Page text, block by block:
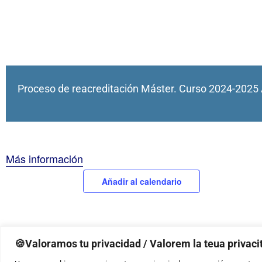
🍪Valoramos tu privacidad / Valorem la teua
Proceso de reacreditación Máster. Curso 2024-2025
Más información
Añadir al calendario